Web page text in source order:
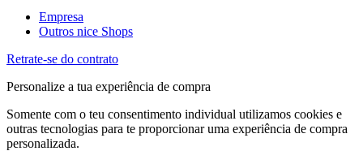
Empresa
Outros nice Shops
Retrate-se do contrato
Personalize a tua experiência de compra
Somente com o teu consentimento individual utilizamos cookies e
outras tecnologias para te proporcionar uma experiência de compra
personalizada.